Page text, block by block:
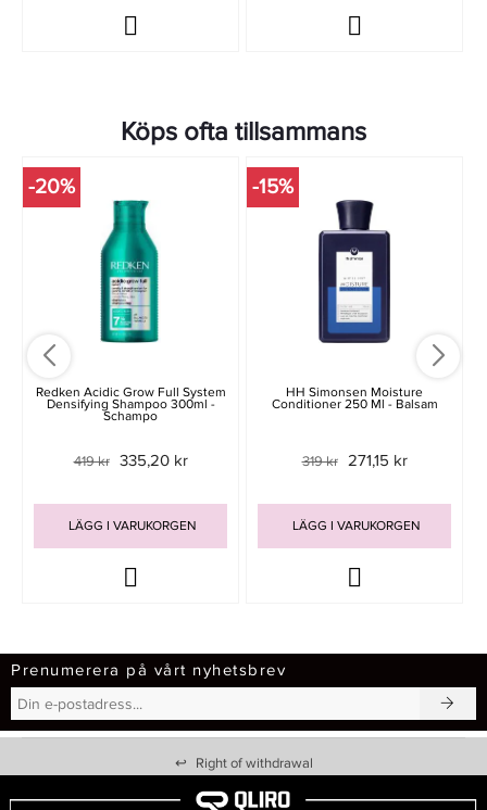
Köps ofta tillsammans
-20%
Redken Acidic Grow Full System
Densifying Shampoo 300ml -
Schampo
419 kr 335,20 kr
LÄGG I VARUKORGEN
-15%
HH Simonsen Moisture
Conditioner 250 Ml - Balsam
319 kr 271,15 kr
LÄGG I VARUKORGEN
Prenumerera på vårt nyhetsbrev
↩ Right of withdrawal